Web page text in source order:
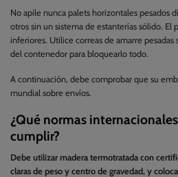
No apile nunca palets horizontales pesados
otros sin un sistema de estanterías sólido. El
inferiores. Utilice correas de amarre pesadas
del contenedor para bloquearlo todo.
A continuación, debe comprobar que su
mundial sobre envíos.
¿Qué normas
cumplir?
Debe utilizar madera termotratada con
claras de peso y centro de gravedad, y